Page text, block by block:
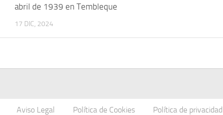
abril de 1939 en Tembleque
17 DIC, 2024
Aviso Legal Política de Cookies Política de privacidad